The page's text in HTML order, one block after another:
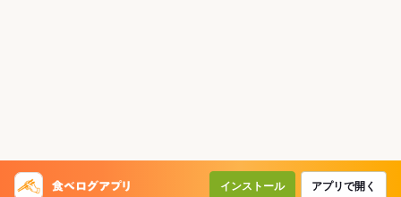
インストール アプリで開く